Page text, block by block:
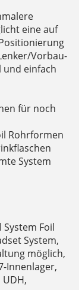
eine auf
Vorbau-
und einfach
für noch
Rohrformen
System
System Foil
System,
möglich,
Innenlager,